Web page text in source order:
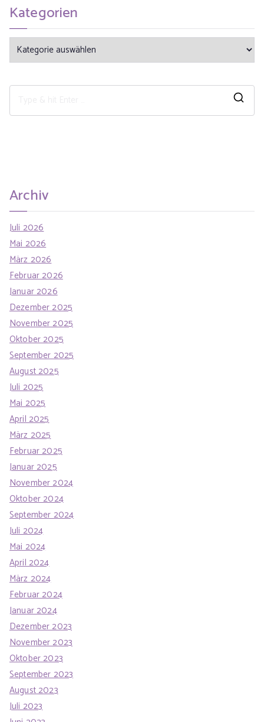
Kategorien
Archiv
Juli 2026
Mai 2026
März 2026
Februar 2026
Januar 2026
Dezember 2025
November 2025
Oktober 2025
September 2025
August 2025
Juli 2025
Mai 2025
April 2025
März 2025
Februar 2025
Januar 2025
November 2024
Oktober 2024
September 2024
Juli 2024
Mai 2024
April 2024
März 2024
Februar 2024
Januar 2024
Dezember 2023
November 2023
Oktober 2023
September 2023
August 2023
Juli 2023